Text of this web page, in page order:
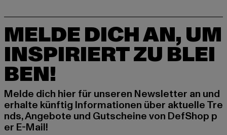
MELDE DICH AN, UM
INSPIRIERT ZU BLEI
BEN!
Melde dich hier für unseren Newsletter an und
erhalte künftig Informationen über aktuelle Tre
nds, Angebote und Gutscheine von DefShop p
er E-Mail!